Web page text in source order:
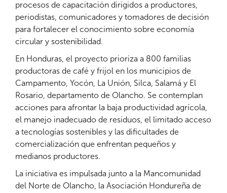
procesos de capacitación dirigidos a productores,
periodistas, comunicadores y tomadores de decisión
para fortalecer el conocimiento sobre economía
circular y sostenibilidad.
En Honduras, el proyecto prioriza a 800 familias
productoras de café y frijol en los municipios de
Campamento, Yocón, La Unión, Silca, Salamá y El
Rosario, departamento de Olancho. Se contemplan
acciones para afrontar la baja productividad agrícola,
el manejo inadecuado de residuos, el limitado acceso
a tecnologías sostenibles y las dificultades de
comercialización que enfrentan pequeños y
medianos productores.
La iniciativa es impulsada junto a la Mancomunidad
del Norte de Olancho, la Asociación Hondureña de